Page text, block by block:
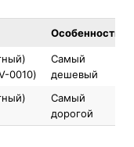
Особенность
0010)
Самый
дешевый
Самый
дорогой